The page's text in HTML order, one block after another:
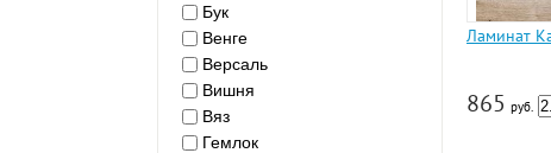
Бук
Венге
Версаль
Вишня
Вяз
Гемлок
Ламинат
865 руб.